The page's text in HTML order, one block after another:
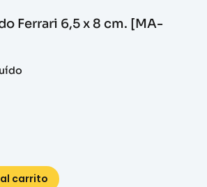
Ferrari 6,5 x 8 cm. [MA-
carrito